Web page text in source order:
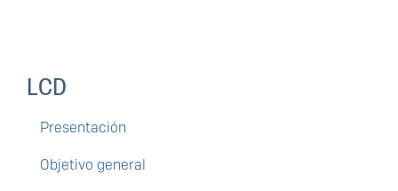
LCD
Presentación
Objetivo general